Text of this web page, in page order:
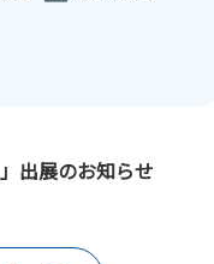
出展のお知らせ